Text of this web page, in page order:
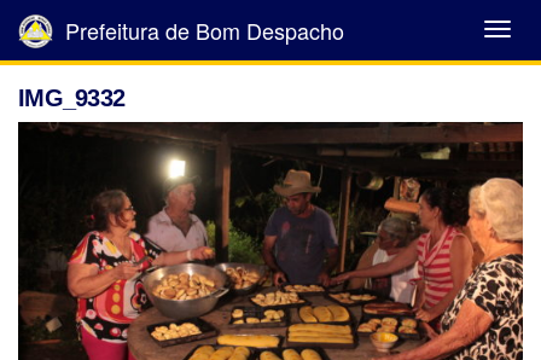
Abrir
Menu
Prefeitura de Bom Despacho
IMG_9332